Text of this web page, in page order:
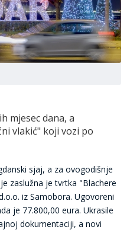
mjesec dana, a
vlakić" koji vozi po
sjaj, a za ovogodišnje
zaslužna je tvrtka "Blachere
iz Samobora. Ugovoreni
je 77.800,00 eura. Ukrasile
dokumentaciji, a novi